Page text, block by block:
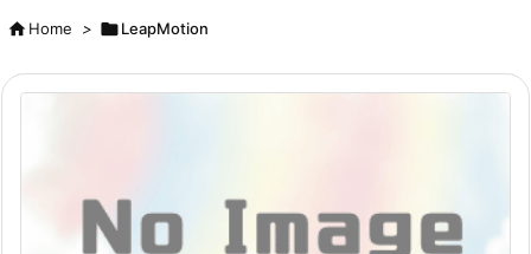
次へ
Home > LeapMotion